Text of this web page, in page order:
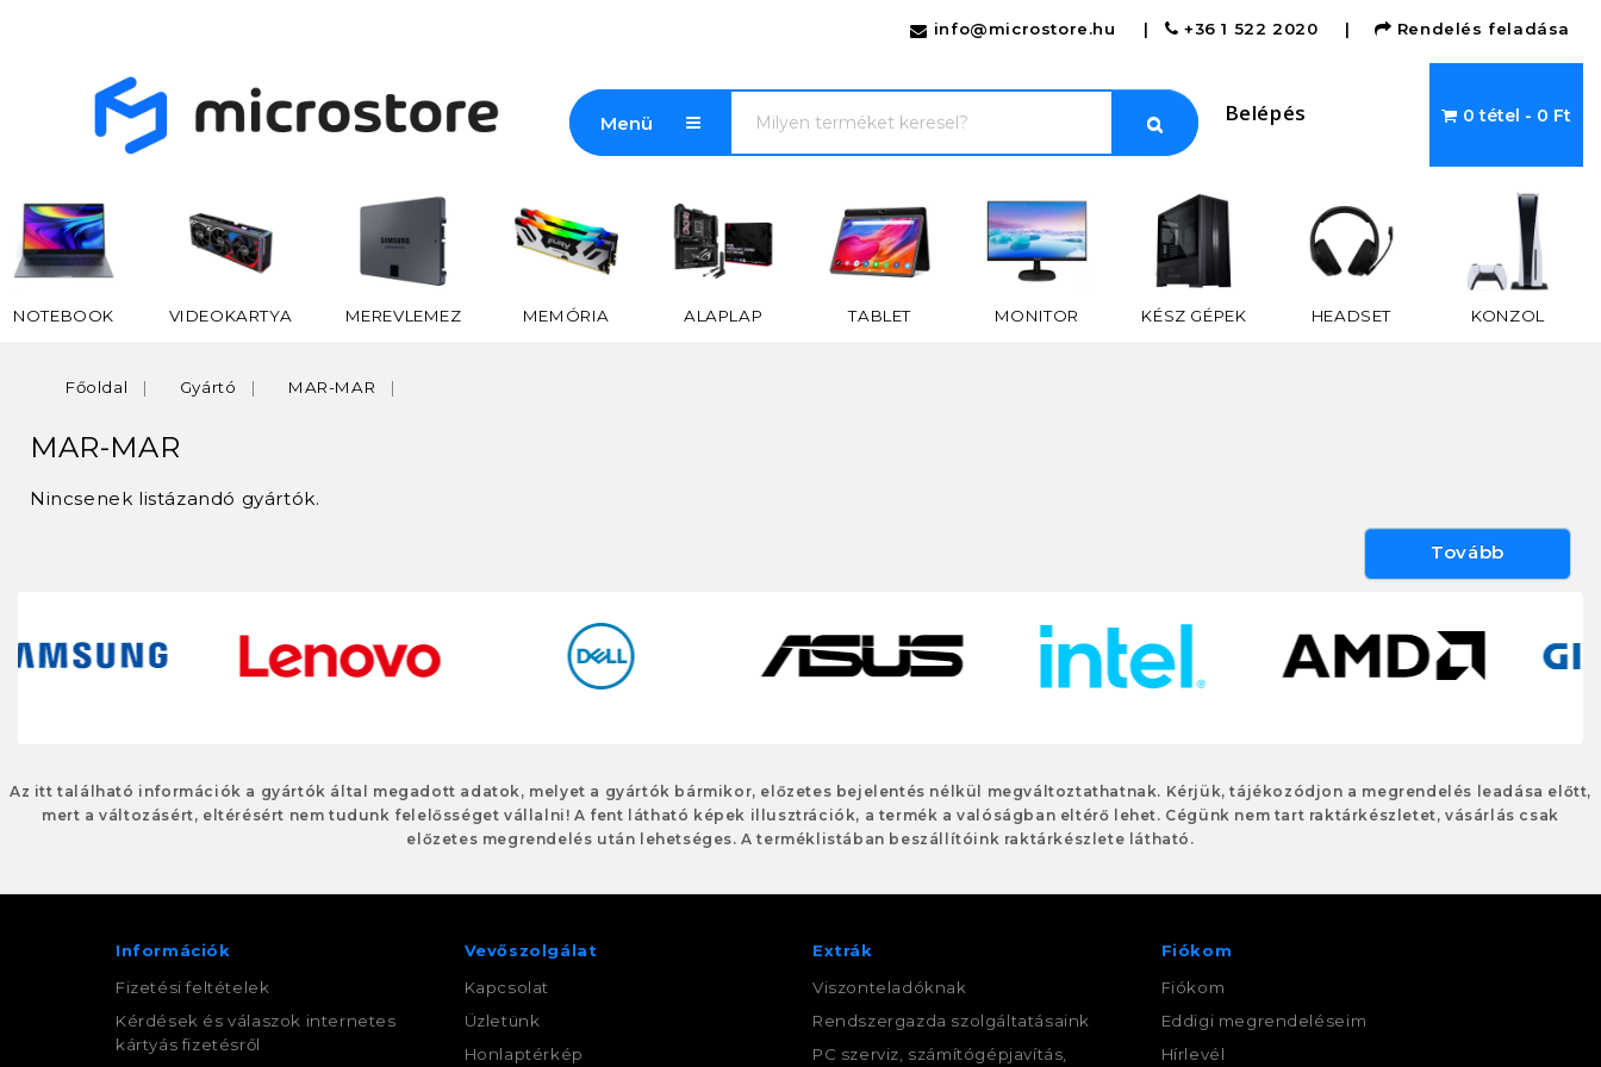
info@microstore.hu | +36 1 522 2020 | Rendelés feladása
Menü Belépés 0 tétel - 0 Ft
NOTEBOOK VIDEOKARTYA MEREVLEMEZ MEMÓRIA ALAPLAP TABLET MONITOR KÉSZ GÉPEK HEADSET KONZOL
Főoldal Gyártó MAR-MAR
MAR-MAR
Nincsenek listázandó gyártók.
Tovább
Az itt található információk a gyártók által megadott adatok, melyet a gyártók bármikor, előzetes bejelentés nélkül megváltoztathatnak. Kérjük, tájékozódjon a megrendelés leadása előtt,
mert a változásért, eltérésért nem tudunk felelősséget vállalni! A fent látható képek illusztrációk, a termék a valóságban eltérő lehet. Cégünk nem tart raktárkészletet, vásárlás csak
előzetes megrendelés után lehetséges. A terméklistában beszállítóink raktárkészlete látható.
Információk
Fizetési feltételek
Kérdések és válaszok internetes
kártyás fizetésről
Vevőszolgálat
Kapcsolat
Üzletünk
Honlaptérkép
Extrák
Viszonteladóknak
Rendszergazda szolgáltatásaink
PC szerviz, számítógépjavítás,
Fiókom
Fiókom
Eddigi megrendeléseim
Hírlevél